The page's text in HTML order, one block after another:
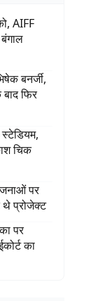
AIFF
बनर्जी,
फिर
चिक
पर
प्रोजेक्ट
पर
का